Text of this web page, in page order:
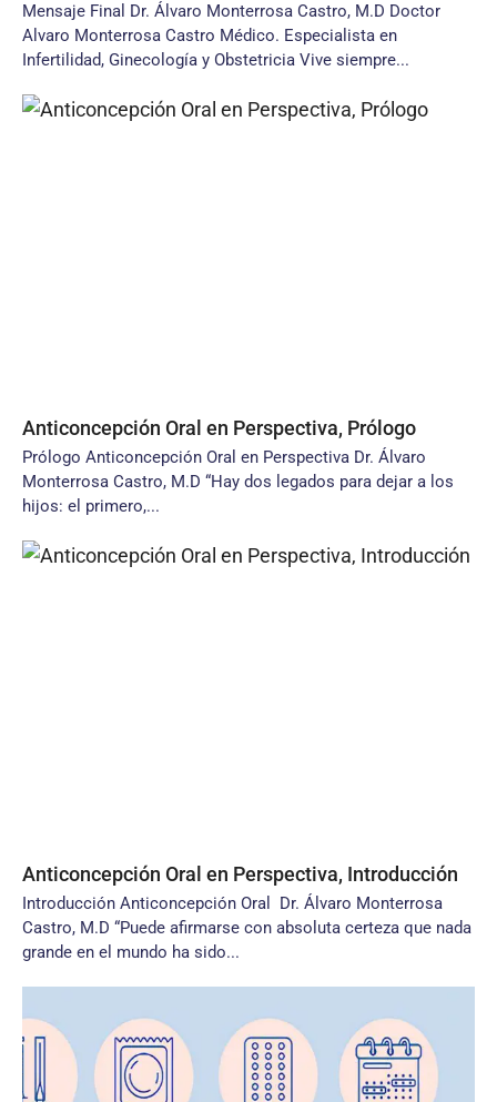
Mensaje Final Dr. Álvaro Monterrosa Castro, M.D Doctor
Alvaro Monterrosa Castro Médico. Especialista en
Infertilidad, Ginecología y Obstetricia Vive siempre...
Anticoncepción Oral en Perspectiva, Prólogo
Prólogo Anticoncepción Oral en Perspectiva Dr. Álvaro
Monterrosa Castro, M.D “Hay dos legados para dejar a los
hijos: el primero,...
Anticoncepción Oral en Perspectiva, Introducción
Introducción Anticoncepción Oral Dr. Álvaro Monterrosa
Castro, M.D “Puede afirmarse con absoluta certeza que nada
grande en el mundo ha sido...